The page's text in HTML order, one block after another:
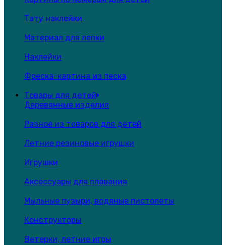
Тату наклейки
Материал для лепки
Наклейки
Фреска-картина из песка
Товары для детей
Деревянные изделия
Разное из товаров для детей
Летние резиновые игрушки
Игрушки
Аксессуары для плавания
Мыльные пузыри, водяные пистолеты
Конструкторы
Ветерки, летние игры